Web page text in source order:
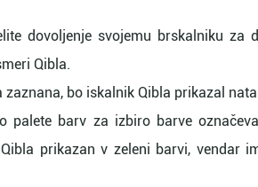
dovoljenje svojemu brskalniku
Qibla.
zaznana, bo iskalnik Qibla prikazal
palete barv za izbiro barve
prikazan v zeleni barvi, vendar